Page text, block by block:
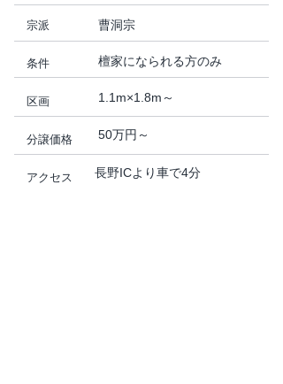
宗派
条件
区画
分譲価格
アクセス 長野ICより車で4分
檀家になられる方のみ
曹洞宗
1.1m×1.8m～
50万円～